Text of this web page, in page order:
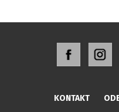
KONTAKT